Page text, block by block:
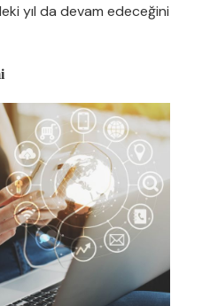
yıl da devam edeceğini